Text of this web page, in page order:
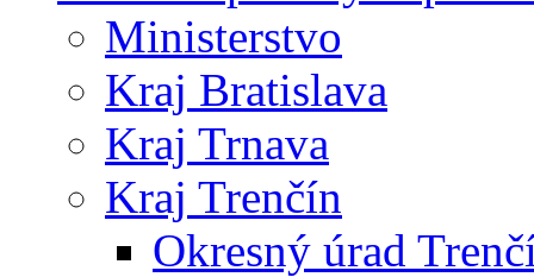
Ministerstvo
Kraj Bratislava
Kraj Trnava
Kraj Trenčín
Okresný úrad